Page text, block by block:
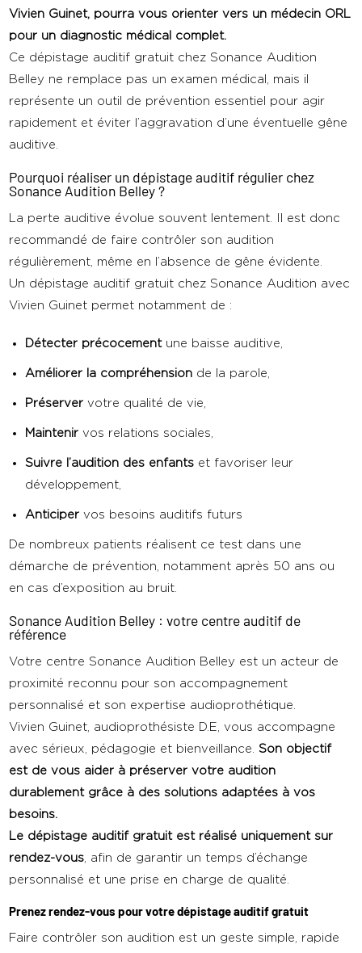
Vivien Guinet, pourra vous orienter vers un médecin ORL
pour un diagnostic médical complet.
Ce dépistage auditif gratuit chez Sonance Audition
Belley ne remplace pas un examen médical, mais il
représente un outil de prévention essentiel pour agir
rapidement et éviter l’aggravation d’une éventuelle gêne
auditive.
Pourquoi réaliser un dépistage auditif régulier chez
Sonance Audition Belley ?
La perte auditive évolue souvent lentement. Il est donc
recommandé de faire contrôler son audition
régulièrement, même en l’absence de gêne évidente.
Un dépistage auditif gratuit chez Sonance Audition avec
Vivien Guinet permet notamment de :
Détecter précocementune baisse auditive,
Améliorer la compréhension de la parole,
Préservervotre qualité de vie,
Maintenir vos relations sociales,
Suivre l’audition des enfants et favoriser leur
développement,
Anticiper vos besoins auditifs futurs
De nombreux patients réalisent ce test dans une
démarche de prévention, notamment après 50 ans ou
en cas d’exposition au bruit.
Sonance Audition Belley : votre centre auditif de
référence
Votre centre Sonance Audition Belley est un acteur de
proximité reconnu pour son accompagnement
personnalisé et son expertise audioprothétique.
Vivien Guinet, audioprothésiste D.E, vous accompagne
avec sérieux, pédagogie et bienveillance.Son objectif
est de vous aider à préserver votre audition
durablement grâce à des solutions adaptées à vos
besoins.
Le dépistage auditif gratuit est réalisé uniquement sur
rendez-vous, afin de garantir un temps d’échange
personnalisé et une prise en charge de qualité.
Prenez rendez-vous pour votre dépistage auditif gratuit
Faire contrôler son audition est un geste simple, rapide